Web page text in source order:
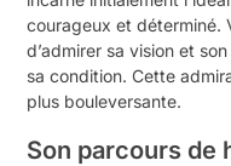
courageux et déterminé.
d’admirer sa vision et
sa condition. Cette
plus bouleversante.
Son parcours de